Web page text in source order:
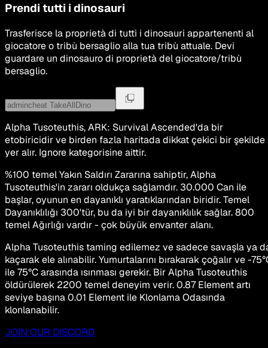
Prendi tutti i dinosauri
Trasferisce la proprietà di tutti i dinosauri appartenenti al
giocatore o tribù bersaglio alla tua tribù attuale. Devi
guardare un dinosauro di proprietà del giocatore/tribù
bersaglio.
Alpha Tusoteuthis, ARK: Survival Ascended'da bir
etobiricidir ve birden fazla haritada dikkat çekici bir şekilde
yer alır. Ignore kategorisine aittir.
%100 temel Yakın Saldırı Zararına sahiptir, Alpha
Tusoteuthis'in zararı oldukça sağlamdır. 30.000 Can ile
başlar, oyunun en dayanıklı yaratıklarından biridir. Temel
Dayanıklılığı 300'tür, bu da iyi bir dayanıklılık sağlar. 800
temel Ağırlığı vardır - çok büyük envanter alanı.
Alpha Tusoteuthis taming edilemez ve sadece savaşla ya
kaçarak ele alınabilir. Yumurtalarını bırakarak çoğalır ve -
ile 75°C arasında ısınması gerekir. Bir Alpha Tusoteuthis
öldürülerek 2200 temel deneyim verir. 0.87 Element artı
seviye başına 0.01 Element ile Klonlama Odasında
klonlanabilir.
JOIN OUR DISCORD